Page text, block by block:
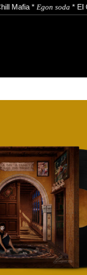
Mafia* Egon soda* El
Spotify
Cookies Política de